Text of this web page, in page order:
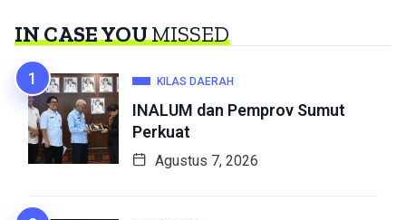
IN CASE YOUMISSED
KILAS DAERAH
INALUM dan Pemprov Sumut
Perkuat
Agustus 7, 2026